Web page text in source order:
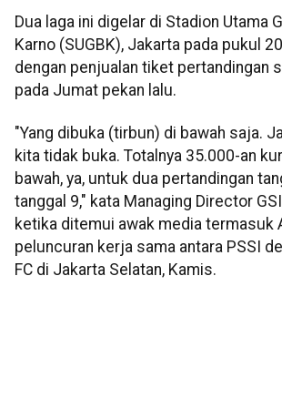
Dua laga ini digelar di Stadion Utama
Karno (SUGBK), Jakarta pada pukul
dengan penjualan tiket pertandingan
pada Jumat pekan lalu.
"Yang dibuka (tirbun) di bawah saja.
kita tidak buka. Totalnya 35.000-an
bawah, ya, untuk dua pertandingan
tanggal 9," kata Managing Director
ketika ditemui awak media termasuk
peluncuran kerja sama antara PSSI
FC di Jakarta Selatan, Kamis.